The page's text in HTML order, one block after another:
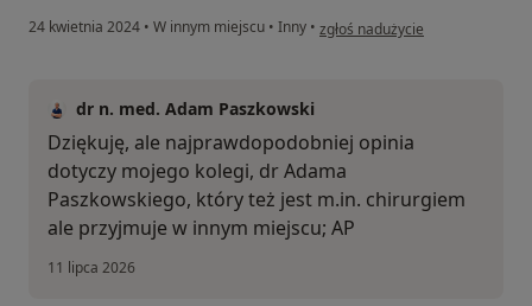
24 kwietnia 2024 • W innym miejscu • Inny • w opinii użytkownika Joanna
zgłoś nadużycie
dr n. med. Adam Paszkowski
Dziękuję, ale najprawdopodobniej opinia
dotyczy mojego kolegi, dr Adama
Paszkowskiego, który też jest m.in. chirurgiem
ale przyjmuje w innym miejscu; AP
11 lipca 2026